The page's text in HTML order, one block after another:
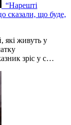
“Нарешті
сказали, що буде,
які живуть у
зріс у с…